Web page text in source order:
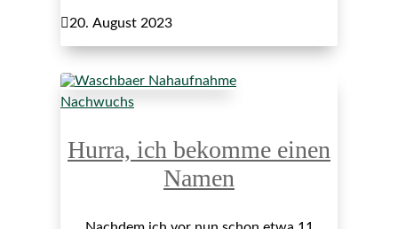
20. August 2023
Nachwuchs
Hurra, ich bekomme einen
Namen